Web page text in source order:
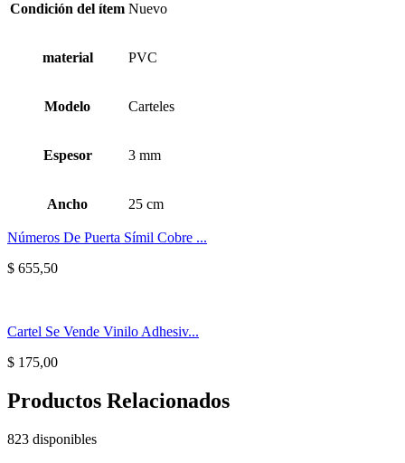
Condición del ítem Nuevo
material PVC
Modelo Carteles
Espesor 3 mm
Ancho 25 cm
Números De Puerta Símil Cobre ...
$ 655,50
Cartel Se Vende Vinilo Adhesiv...
$ 175,00
Productos Relacionados
823 disponibles